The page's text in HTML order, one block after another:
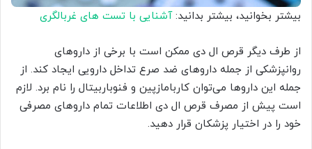
بیشتر بخوانید، بیشتر بدانید:آشنایی با تست های غربالگری
از طرف دیگر قرص ال دی ممکن است با برخی از داروهای
روانپزشکی از جمله داروهای ضد صرع تداخل دارویی ایجاد کند. از
جمله این داروها می‌توان کاربامازپین و فنوباربیتال را نام برد. لازم
است پیش از مصرف قرص ال دی اطلاعات تمام داروهای مصرفی
خود را در اختیار پزشکان قرار دهید.